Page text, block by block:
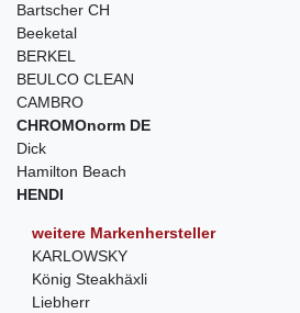
Bartscher CH
Beeketal
BERKEL
BEULCO CLEAN
CAMBRO
CHROMOnorm DE
Dick
Hamilton Beach
HENDI
weitere Markenhersteller
KARLOWSKY
König Steakhäxli
Liebherr